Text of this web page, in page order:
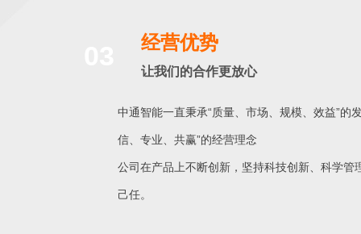
经营优势
让我们的合作更放心
中通智能一直秉承“质量、市场、规模、效益”的
信、专业、共赢”的经营理念
公司在产品上不断创新，坚持科技创新、科学管
己任。